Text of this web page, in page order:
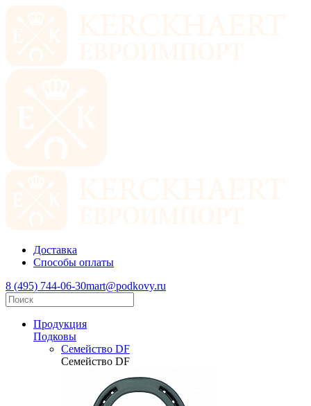
Доставка
Способы оплаты
8 (495) 744-06-30mart@podkovy.ru
Продукция
Подковы
Семейство DF
Семейство DF